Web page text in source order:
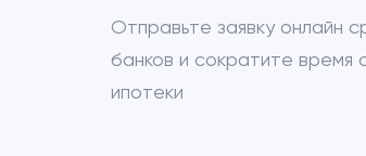
Отправьте заявку онлайн
банков и сократите время
ипотеки